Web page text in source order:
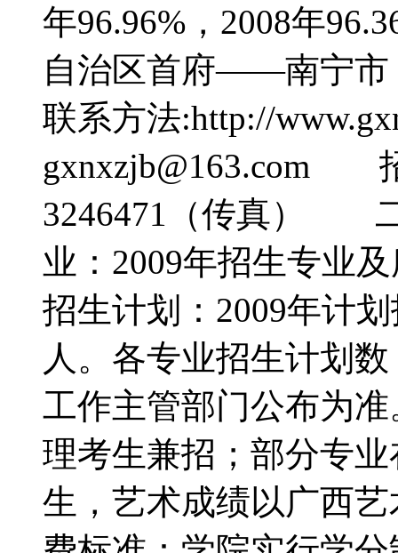
年96.96%，2008年
自治区首府——南宁
联系方法:http://
gxnxzjb@163.com
3246471（传真）
业：2009年招生专
招生计划：2009年计
人。各专业招生计划
工作主管部门公布为
理考生兼招；部分专
生，艺术成绩以广西